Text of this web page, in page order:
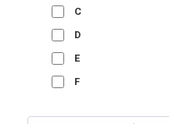
C
D
E
F